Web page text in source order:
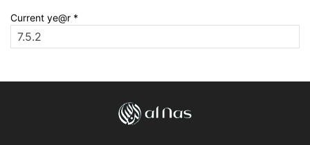
Current ye@r *